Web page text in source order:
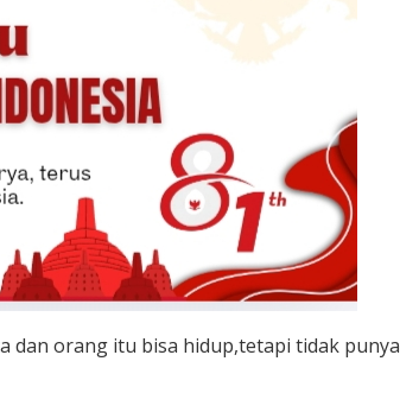
dan orang itu bisa hidup,tetapi tidak punya